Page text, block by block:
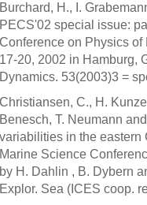
Burchard, H., I.
PECS'02 special issue:
Conference on Physics
17-20, 2002 in Hamburg,
Dynamics. 53(2003)3 =
Christiansen, C., H.
Benesch, T. Neumann
variabilities in the eastern
Marine Science
by H. Dahlin , B. Dybern
Explor. Sea (ICES coop.